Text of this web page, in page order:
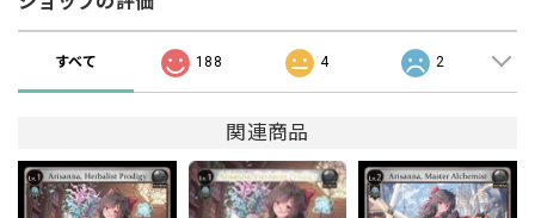
すべて 188 4 2
関連商品